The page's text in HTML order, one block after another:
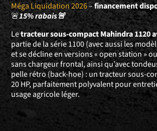
Méga Liquidation 2026–financement
🚨15% rabais🚨
Letracteur sous-compact Mahindra 1120
partie de la série 1100 (avec aussi les
et se décline en versions « open station »
sans chargeur frontal, ainsi qu’avec
pelle rétro (back-hoe) : un tracteur sous-
20 HP, parfaitement polyvalent pour
usage agricole léger.